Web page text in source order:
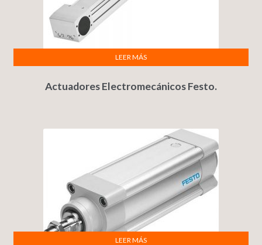
Actuadores Electromecánicos Festo.
LEER MÁS
LEER MÁS